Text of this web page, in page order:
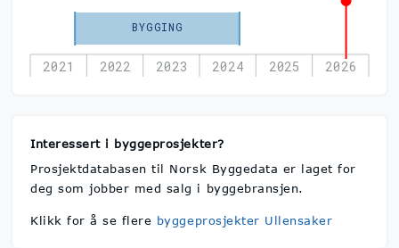
BYGGING
2021 2022 2023 2024 2025 2026
Interessert i byggeprosjekter?
Prosjektdatabasen til Norsk Byggedata er laget for
deg som jobber med salg i byggebransjen.
Klikk for å se flere byggeprosjekter Ullensaker